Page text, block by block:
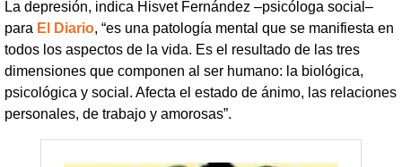
La depresión, indica Hisvet Fernández –psicóloga social–
para El Diario, “es una patología mental que se manifiesta en
todos los aspectos de la vida. Es el resultado de las tres
dimensiones que componen al ser humano: la biológica,
psicológica y social. Afecta el estado de ánimo, las relaciones
personales, de trabajo y amorosas”.